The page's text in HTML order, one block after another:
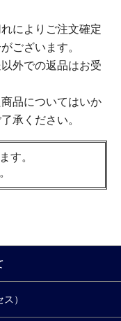
によりご注文確定
ございます。
外での返品はお受
品についてはいか
承ください。
す。
）